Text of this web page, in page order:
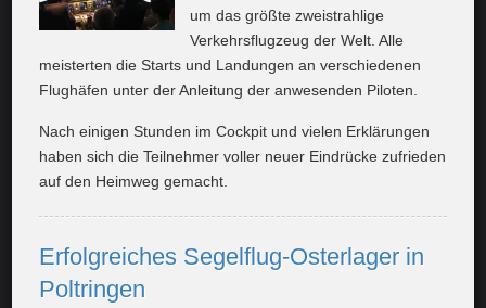
um das größte zweistrahlige
Verkehrsflugzeug der Welt. Alle
meisterten die Starts und Landungen an verschiedenen
Flughäfen unter der Anleitung der anwesenden Piloten.
Nach einigen Stunden im Cockpit und vielen Erklärungen
haben sich die Teilnehmer voller neuer Eindrücke zufrieden
auf den Heimweg gemacht.
Erfolgreiches Segelflug-Osterlager in
Poltringen